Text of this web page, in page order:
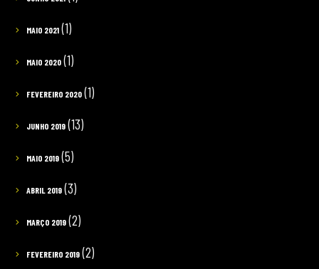
MAIO 2021(1)
MAIO 2020(1)
FEVEREIRO 2020(1)
JUNHO 2019(13)
MAIO 2019(5)
ABRIL 2019(3)
MARÇO 2019(2)
FEVEREIRO 2019(2)